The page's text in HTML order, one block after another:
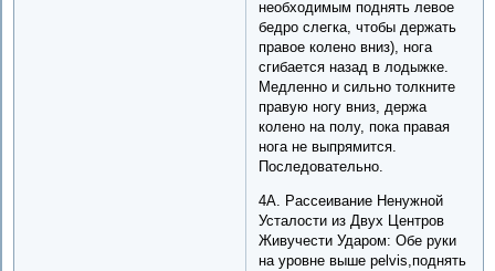
необходимым поднять левое
бедро слегка, чтобы держать
правое колено вниз), нога
сгибается назад в лодыжке.
Медленно и сильно толкните
правую ногу вниз, держа
колено на полу, пока правая
нога не выпрямится.
Последовательно.
4A. Рассеивание Ненужной
Усталости из Двух Центров
Живучести Ударом: Обе руки
на уровне выше pelvis,поднять